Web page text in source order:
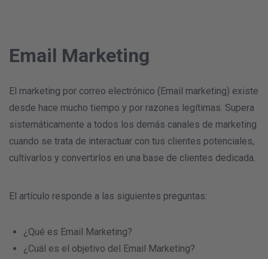
Email Marketing
El marketing por correo electrónico (Email marketing) existe
desde hace mucho tiempo y por razones legítimas. Supera
sistemáticamente a todos los demás canales de marketing
cuando se trata de interactuar con tus clientes potenciales,
cultivarlos y convertirlos en una base de clientes dedicada.
El artículo responde a las siguientes preguntas:
¿Qué es Email Marketing?
¿Cuál es el objetivo del Email Marketing?